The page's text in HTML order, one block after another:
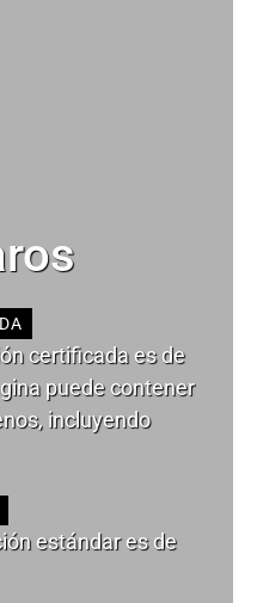
certificada es de
puede contener
incluyendo
estándar es de